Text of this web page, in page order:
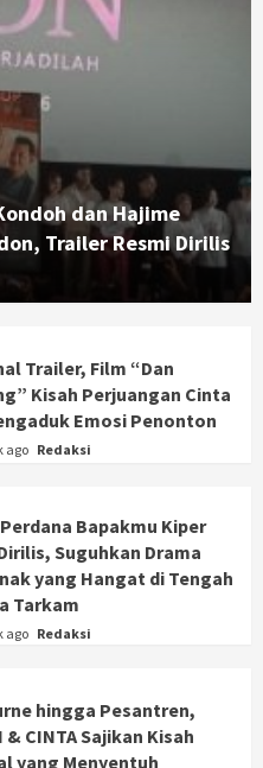
dan Hajime
Trailer Resmi Dirilis
Trailer, Film “Dan
Kisah Perjuangan Cinta
Emosi Penonton
ago Redaksi
Bapakmu Kiper
Suguhkan Drama
yang Hangat di Tengah
Tarkam
ago Redaksi
hingga Pesantren,
& CINTA Sajikan Kisah
yang Menyentuh